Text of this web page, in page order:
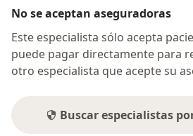
No se aceptan aseguradoras
Este especialista sólo acepta
puede pagar directamente para
otro especialista que acepte su
Buscar especialistas